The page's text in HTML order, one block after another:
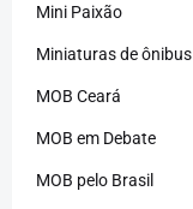
Mini Paixão
Miniaturas de ônibus
MOB Ceará
MOB em Debate
MOB pelo Brasil